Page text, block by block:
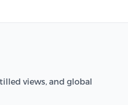
views, and global